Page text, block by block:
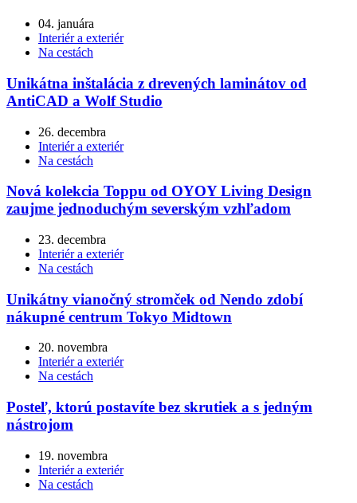
04. januára
Interiér a exteriér
Na cestách
Unikátna inštalácia z drevených laminátov od
AntiCAD a Wolf Studio
26. decembra
Interiér a exteriér
Na cestách
Nová kolekcia Toppu od OYOY Living Design
zaujme jednoduchým severským vzhľadom
23. decembra
Interiér a exteriér
Na cestách
Unikátny vianočný stromček od Nendo zdobí
nákupné centrum Tokyo Midtown
20. novembra
Interiér a exteriér
Na cestách
Posteľ, ktorú postavíte bez skrutiek a s jedným
nástrojom
19. novembra
Interiér a exteriér
Na cestách